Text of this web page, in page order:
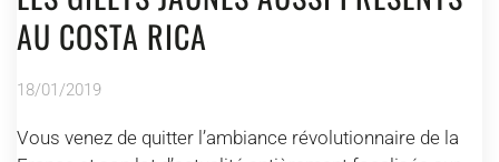
AU COSTA RICA
18/01/2019
Vous venez de quitter l’ambiance révolutionnaire de la